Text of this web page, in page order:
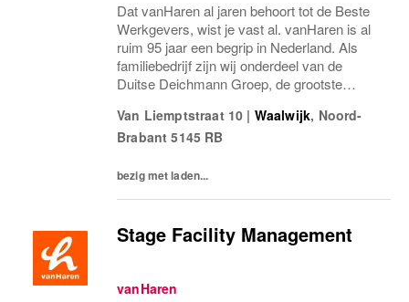
Dat vanHaren al jaren behoort tot de Beste
Werkgevers, wist je vast al. vanHaren is al
ruim 95 jaar een begrip in Nederland. Als
familiebedrijf zijn wij onderdeel van de
Duitse Deichmann Groep, de grootste
binnen vanHaren zorgen voor ons succes.
Stap jij...
Van Liemptstraat 10 | Waalwijk, Noord-
Brabant 5145 RB
bezig met laden...
Stage Facility Management
vanHaren